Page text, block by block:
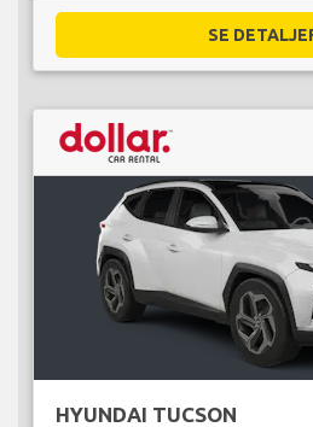
SE
HYUNDAI TUCSON